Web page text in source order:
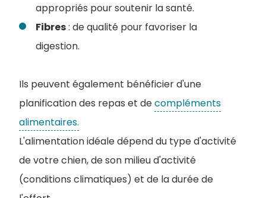
appropriés pour soutenir la santé.
Fibres: de qualité pour favoriser la
digestion.
Ils peuvent également bénéficier d'une
planification des repas et decompléments
alimentaires.
L'alimentation idéale dépend du type d'activité
de votre chien, de son milieu d'activité
(conditions climatiques) et de la durée de